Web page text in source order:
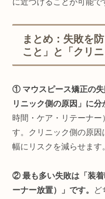
に近づけることが可能で
まとめ：失敗を
こと」と「クリニ
① マウスピース矯正の
リニック側の原因」に分
時間・ケア・リテーナー
す。クリニック側の原
幅にリスクを減らせます
② 最も多い失敗は「装
ーナー放置）」です。
ど